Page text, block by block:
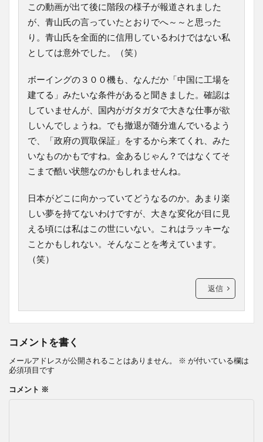
この動画が出て後に階段の様子が報道されました
が、青山氏の言っていたとおりでへ～～と思った
り。青山氏を全面的に信用しているわけではない私
としては意外でした。（笑）
ボーイングの３００機も、なんだか「中国に工場を
建てる」みたいな条件があると聞きました。確認は
していませんが、国内がガタガタで大きな仕事が欲
しいんでしょうね。でも撤退が随分進んでいるよう
で、「政府の買取保証」をするから来てくれ、みた
いなものかもですね。金あるじゃん？ではなくてそ
こまで酷い状態なのかもしれませんね。
日本がどこに向かっていてどうなるのか。あまり楽
しい夢を持てないわけですが、大きな変化が目に見
える頃には私はこの世にいない。これはラッキーな
ことかもしれない。そんなことを考えています。
（笑）
返信
コメントを書く
メールアドレスが公開されることはありません。 ※ が付いている欄は
必須項目です
コメント ※